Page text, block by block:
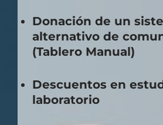
Donación de un
alternativo de
(Tablero Manual)
Descuentos en
laboratorio